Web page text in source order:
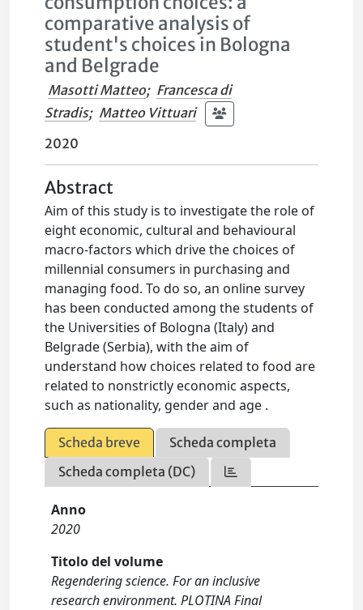
comparative analysis of
student's choices in Bologna
and Belgrade
Masotti Matteo; Francesca di
Stradis; Matteo Vittuari
2020
Abstract
Aim of this study is to investigate the role of
eight economic, cultural and behavioural
macro-factors which drive the choices of
millennial consumers in purchasing and
managing food. To do so, an online survey
has been conducted among the students of
the Universities of Bologna (Italy) and
Belgrade (Serbia), with the aim of
understand how choices related to food are
related to nonstrictly economic aspects,
such as nationality, gender and age .
Scheda breve
Scheda completa
Scheda completa (DC)
Anno
2020
Titolo del volume
Regendering science. For an inclusive
research environment. PLOTINA Final